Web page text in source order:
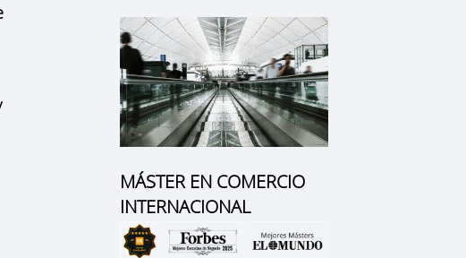
MÁSTER EN COMERCIO
INTERNACIONAL